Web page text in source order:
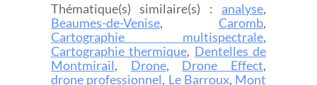
Thématique(s) similaire(s) : analyse,
Beaumes-de-Venise, Caromb,
Cartographie multispectrale,
Cartographie thermique, Dentelles de
Montmirail, Drone, Drone Effect,
drone professionnel, Le Barroux, Mont